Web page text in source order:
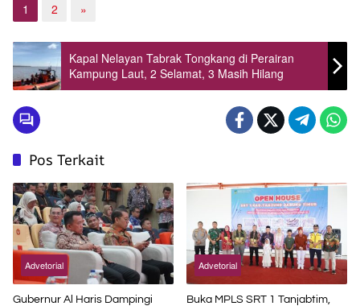
1 2 »
Kapal Nelayan Tabrak Tongkang di Perairan
Kampung Laut, 2 Selamat, 3 Masih Hilang
Pos Terkait
Advetorial
Gubernur Al Haris Dampingi
Advetorial
Buka MPLS SRT 1 Tanjabtim,